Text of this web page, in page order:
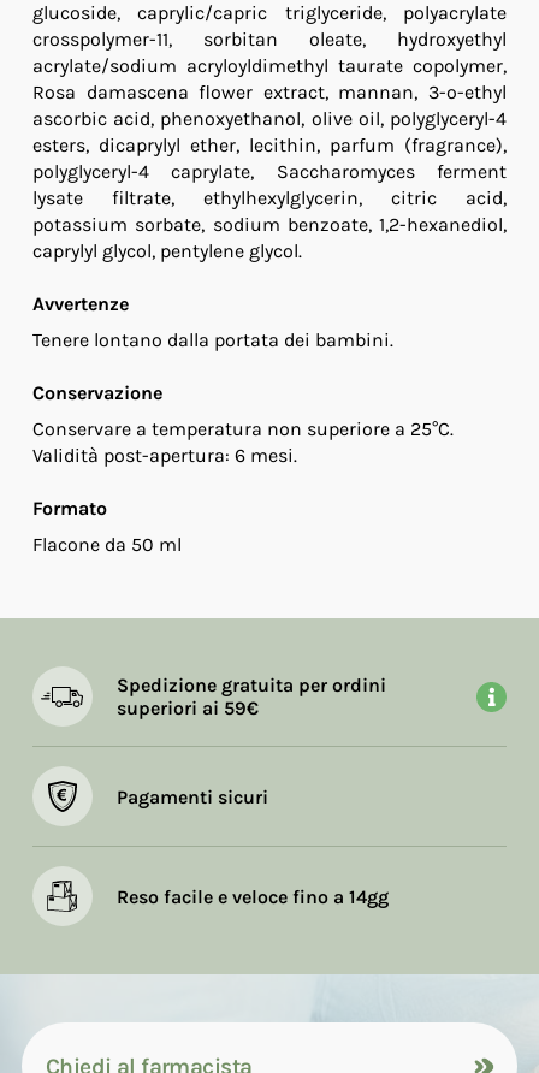
glucoside, caprylic/capric triglyceride, polyacrylate
crosspolymer-11, sorbitan oleate, hydroxyethyl
acrylate/sodium acryloyldimethyl taurate copolymer,
Rosa damascena flower extract, mannan, 3-o-ethyl
ascorbic acid, phenoxyethanol, olive oil, polyglyceryl-4
esters, dicaprylyl ether, lecithin, parfum (fragrance),
polyglyceryl-4 caprylate, Saccharomyces ferment
lysate filtrate, ethylhexylglycerin, citric acid,
potassium sorbate, sodium benzoate, 1,2-hexanediol,
caprylyl glycol, pentylene glycol.
Avvertenze
Tenere lontano dalla portata dei bambini.
Conservazione
Conservare a temperatura non superiore a 25°C.
Validità post-apertura: 6 mesi.
Formato
Flacone da 50 ml
Spedizione gratuita per ordini
superiori ai 59€
Pagamenti sicuri
Reso facile e veloce fino a 14gg
Chiedi al farmacista